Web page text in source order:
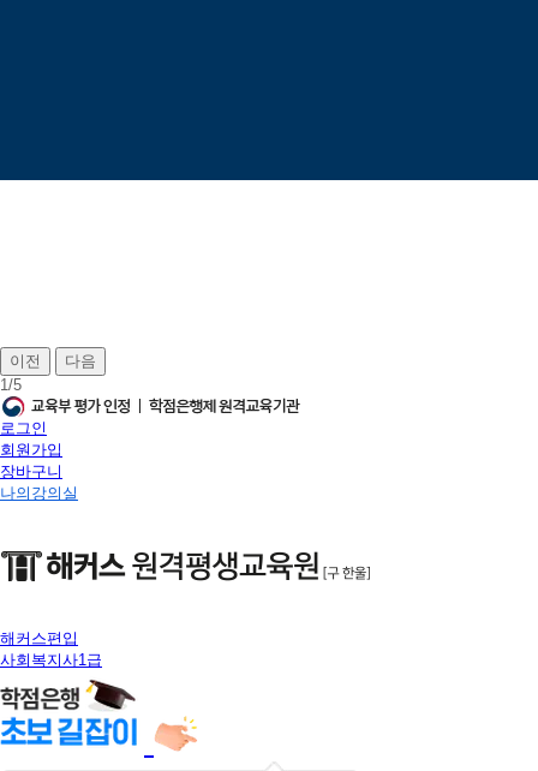
이전
다음
1/5
로그인
회원가입
장바구니
나의강의실
해커스편입
사회복지사1급